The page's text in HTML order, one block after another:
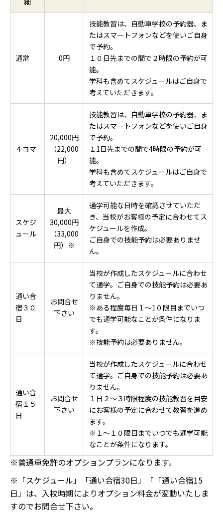
通常 0円
技能教習は、自動車学校の予約器、ま
たはスマートフォンなどを使いご自身
で予約。
１０日先までの間で２時限の予約が可
能。
学科も含めてスケジュールはご自身で
考えていただきます。
４コマ
20,000円
（22,000
円）
技能教習は、自動車学校の予約器、ま
たはスマートフォンなどを使いご自身
で予約。
１1日先までの間で4時限の予約が可
能。
学科も含めてスケジュールはご自身で
考えていただきます。
スケジ
ュール
最大
30,000円
（33,000
円）※
通学可能な日時を確認させていただ
き、当校がお客様の予定に合わせてス
ケジュールを作成。
ご自身での技能予約は必要ありませ
ん。
通い合
宿３０
日
お問合せ
下さい
当校が作成したスケジュールに合わせ
て通学。ご自身での技能予約は必要あ
りません。
※ある程度毎日１～1０限目までいつ
でも通学可能なことが条件になりま
す。
※技能予約は必要ありません。
通い合
宿１５
日
お問合せ
下さい
当校が作成したスケジュールに合わせ
て通学。ご自身での技能予約は必要あ
りません。
１日２～３時限程度の技能教習を目安
にお客様の予定に合わせて教習を進め
ます。
※１～１０限目までいつでも通学可能
なことが条件になります。
※普通車免許のオプションプランになります。
※「スケジュール」「通い合宿30日」「「通い合宿15
日」は、入校時期によりオプション料金が変動いたしま
すのでお問合せ下さい。